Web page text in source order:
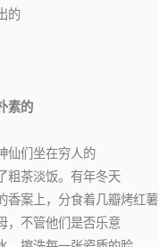
的
素的
仙们坐在穷人的
粗茶淡饭。有年冬天
香案上，分食着几瓣烤红薯
，不管他们是否乐意